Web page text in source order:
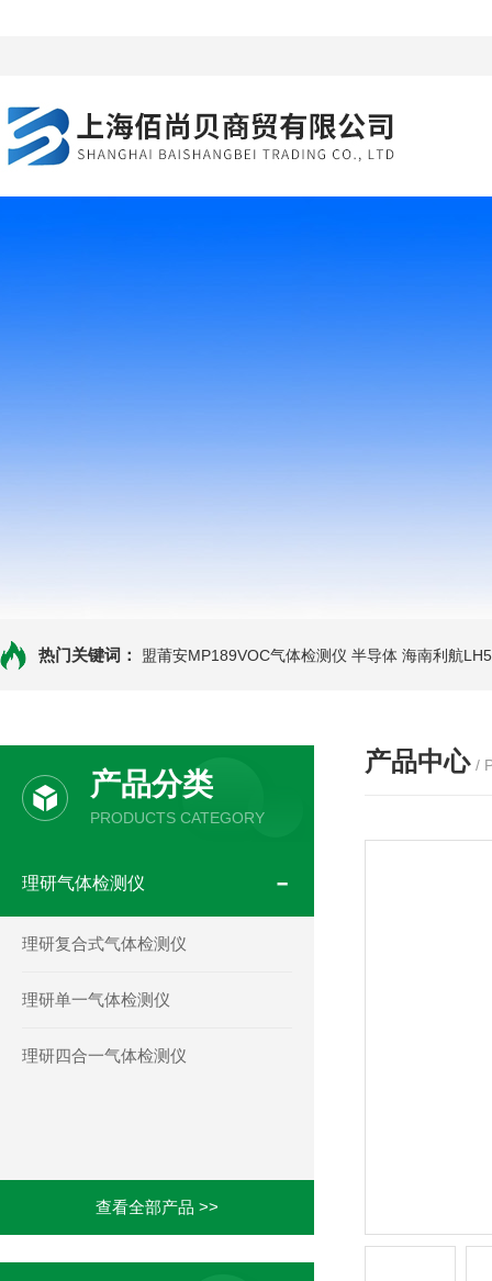
热门关键词： 盟莆安MP189VOC气体检测仪 半导体 海南利航
产品分类
PRODUCTS CATEGORY
理研气体检测仪
理研复合式气体检测仪
理研单一气体检测仪
理研四合一气体检测仪
查看全部产品 >>
产品中心 /